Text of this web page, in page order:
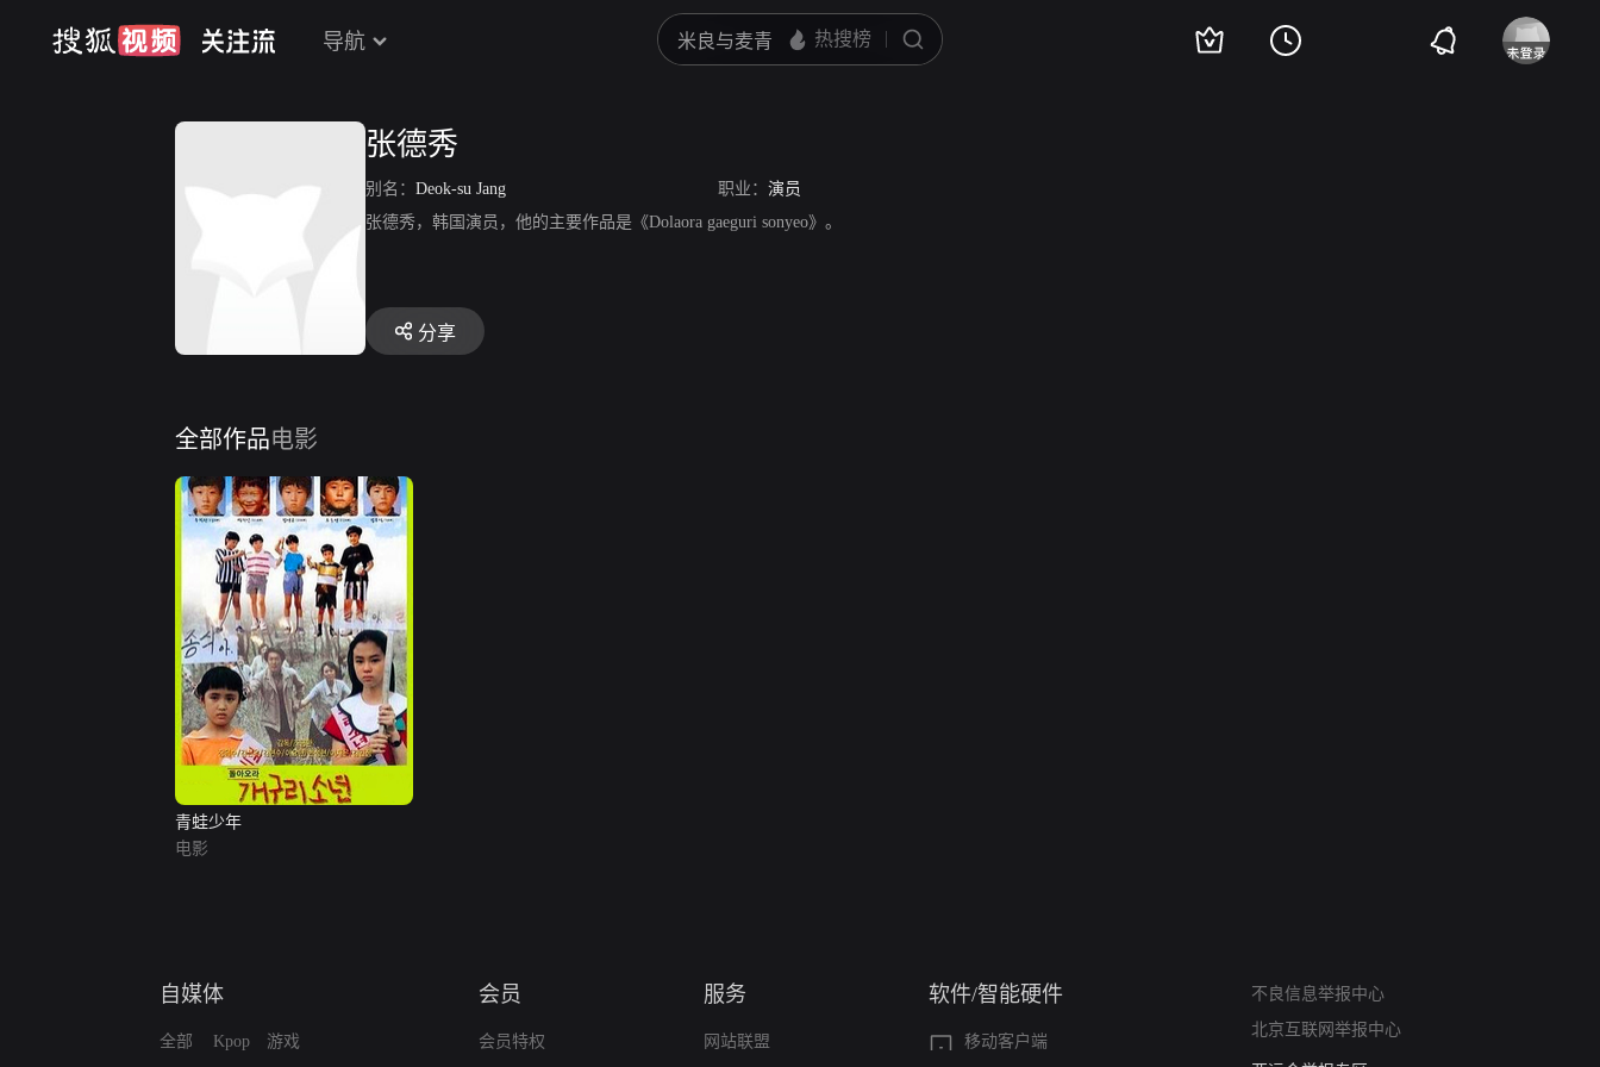
导航
张德秀
别名： Deok-su Jang 职业： 演员
张德秀，韩国演员，他的主要作品是《Dolaora gaeguri sonyeo》。
分享
全部作品电影
青蛙少年
电影
自媒体
全部 Kpop 游戏
会员
会员特权
服务
网站联盟
软件/智能硬件
移动客户端
不良信息举报中心
北京互联网举报中心
算法推荐专项举报